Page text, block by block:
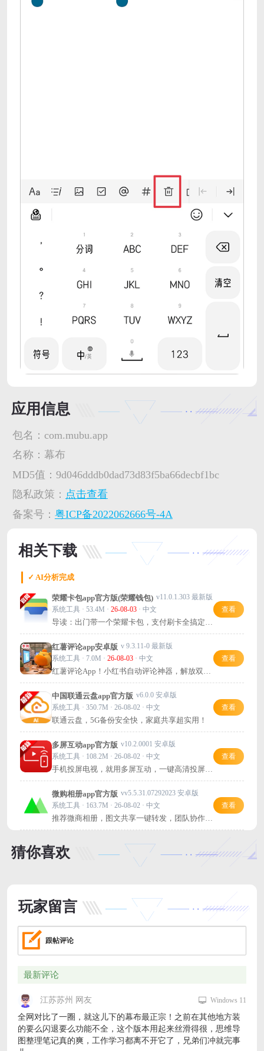
应用信息
包名： com.mubu.app
名称： 幕布
MD5值： 9d046dddb0dad73d83f5ba66decbf1bc
隐私政策： 点击查看
备案号： 粤ICP备2022062666号-4A
相关下载
✓ AI分析完成
荣耀卡包app官方版(荣耀钱包) v11.0.1.303 最新版
系统工具 · 53.4M · 26-08-03· 中文
导读：出门带一个荣耀卡包，支付刷卡全搞定，
方便又省心。
查看
红薯评论app安卓版 v 9.3.11-0 最新版
系统工具 · 7.0M · 26-08-03· 中文
红薯评论App！小红书自动评论神器，解放双
手。自定义评论数量与刷新间隔，操作极简，轻
松实现自动评论获客。
查看
中国联通云盘app官方版 v6.0.0 安卓版
系统工具 · 350.7M · 26-08-02 · 中文
联通云盘，5G备份安全快，家庭共享超实用！
查看
多屏互动app官方版 v10.2.0001 安卓版
系统工具 · 108.2M · 26-08-02 · 中文
手机投屏电视，就用多屏互动，一键高清投屏
+智能遥控，超方便！
查看
微购相册app官方版 vv5.5.31.07292023 安卓版
系统工具 · 163.7M · 26-08-02 · 中文
推荐微商相册，图文共享一键转发，团队协作超
高效！
查看
猜你喜欢
玩家留言
跟帖评论
最新评论
江苏苏州 网友
全网对比了一圈，就这儿下的幕布最正宗！之前在其他地方装
的要么闪退要么功能不全，这个版本用起来丝滑得很，思维导
图整理笔记真的爽，工作学习都离不开它了，兄弟们冲就完事
Windows 11